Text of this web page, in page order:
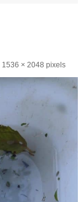
1536 × 2048 pixels